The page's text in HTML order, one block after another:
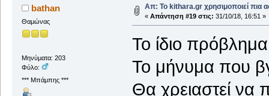
bathan
Θαμώνας
Μηνύματα: 203
Φύλο:
*** Μπάμπης ***
Απ: Το kithara.gr χρησιμοποιεί πια
« Απάντηση #19 στις: 31/10/18, 16:51 »
Το ίδιο
Το μήνυμα που
Θα χρειαστεί να